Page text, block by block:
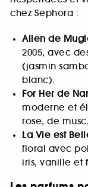
chez Sephora :
Alien de
2005, avec
(jasmin
blanc).
For Her de
moderne et
rose, de
La Vie est
floral avec
iris, vanille et